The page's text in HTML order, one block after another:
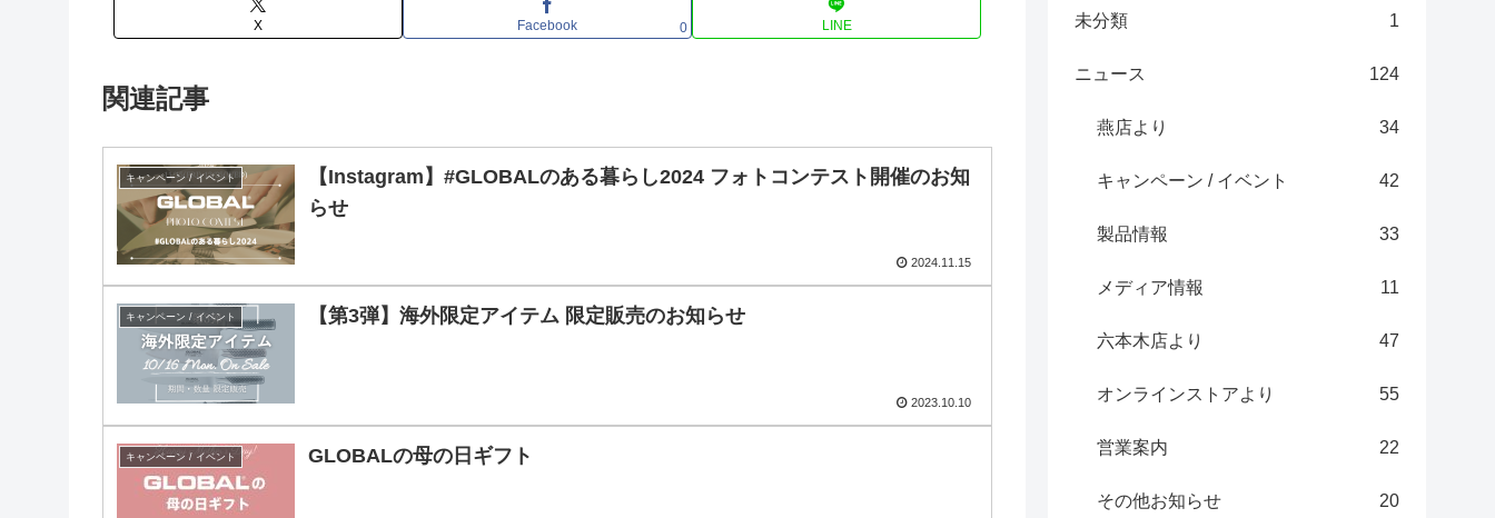
X Facebook 0 LINE
関連記事
キャンペーン / イベント
【Instagram】#GLOBALのある暮らし2024 フォトコンテスト開催のお知
らせ
2024.11.15
キャンペーン / イベント 【第3弾】海外限定アイテム 限定販売のお知らせ
2023.10.10
キャンペーン / イベント GLOBALの母の日ギフト
未分類 1
ニュース 124
燕店より 34
キャンペーン / イベント 42
製品情報 33
メディア情報 11
六本木店より 47
オンラインストアより 55
営業案内 22
その他お知らせ 20